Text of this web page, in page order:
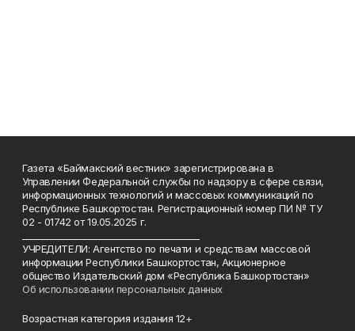
Газета «Баймакский вестник» зарегистрирована в
Управлении Федеральной службы по надзору в сфере связи,
информационных технологий и массовых коммуникаций по
Республике Башкортостан. Регистрационный номер ПИ № ТУ
02 - 01742 от 19.05.2025 г.
УЧРЕДИТЕЛИ: Агентство по печати и средствам массовой
информации Республики Башкортостан, Акционерное
общество Издательский дом «Республика Башкортостан»
Об использовании персональных данных
Возрастная категория издания 12+